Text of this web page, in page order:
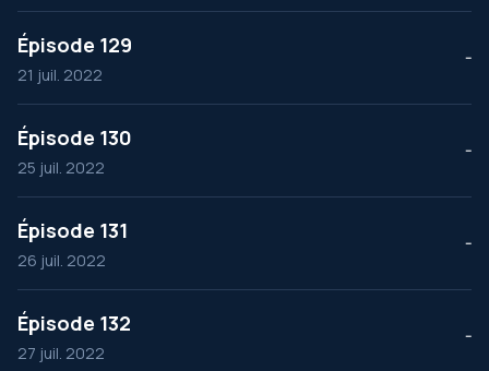
Épisode 129
21 juil. 2022
--
Épisode 130
25 juil. 2022
--
Épisode 131
26 juil. 2022
--
Épisode 132
27 juil. 2022
--